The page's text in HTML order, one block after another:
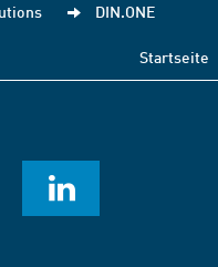
DIN.ONE
Startseite